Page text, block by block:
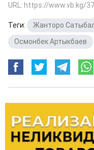
URL: https://www.vb.kg/
Теги: Жанторо
Осмонбек Артыкбаев